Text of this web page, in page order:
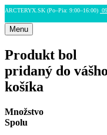
ARCTERYX.SK (Po–Pia: 9:00–16:00)
Menu
Produkt bol
pridaný do vášho
košíka
Množstvo
Spolu